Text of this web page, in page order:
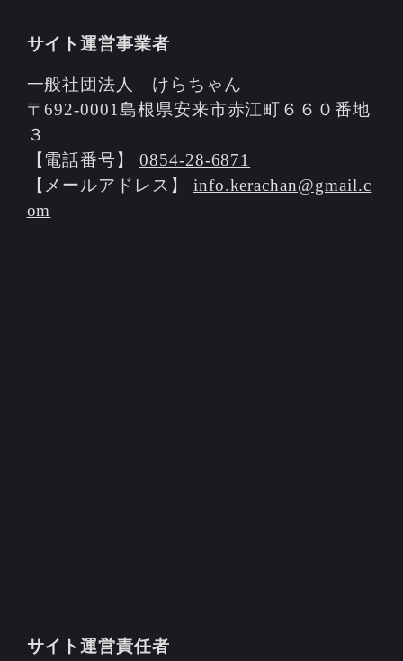
サイト運営事業者
一般社団法人 けらちゃん
〒692-0001島根県安来市赤江町６６０番地
３
【電話番号】0854-28-6871
【メールアドレス】 info.kerachan@gmail.c
om
サイト運営責任者